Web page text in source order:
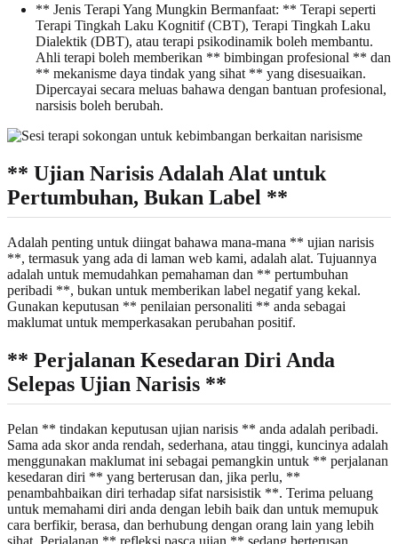
** Jenis Terapi Yang Mungkin Bermanfaat: ** Terapi seperti
Terapi Tingkah Laku Kognitif (CBT), Terapi Tingkah Laku
Dialektik (DBT), atau terapi psikodinamik boleh membantu.
Ahli terapi boleh memberikan ** bimbingan profesional ** dan
** mekanisme daya tindak yang sihat ** yang disesuaikan.
Dipercayai secara meluas bahawa dengan bantuan profesional,
narsisis boleh berubah.
** Ujian Narisis Adalah Alat untuk
Pertumbuhan, Bukan Label **
Adalah penting untuk diingat bahawa mana-mana ** ujian narisis
**, termasuk yang ada di laman web kami, adalah alat. Tujuannya
adalah untuk memudahkan pemahaman dan ** pertumbuhan
peribadi **, bukan untuk memberikan label negatif yang kekal.
Gunakan keputusan ** penilaian personaliti ** anda sebagai
maklumat untuk memperkasakan perubahan positif.
** Perjalanan Kesedaran Diri Anda
Selepas Ujian Narisis **
Pelan ** tindakan keputusan ujian narisis ** anda adalah peribadi.
Sama ada skor anda rendah, sederhana, atau tinggi, kuncinya adalah
menggunakan maklumat ini sebagai pemangkin untuk ** perjalanan
kesedaran diri ** yang berterusan dan, jika perlu, **
penambahbaikan diri terhadap sifat narsisistik **. Terima peluang
untuk memahami diri anda dengan lebih baik dan untuk memupuk
cara berfikir, berasa, dan berhubung dengan orang lain yang lebih